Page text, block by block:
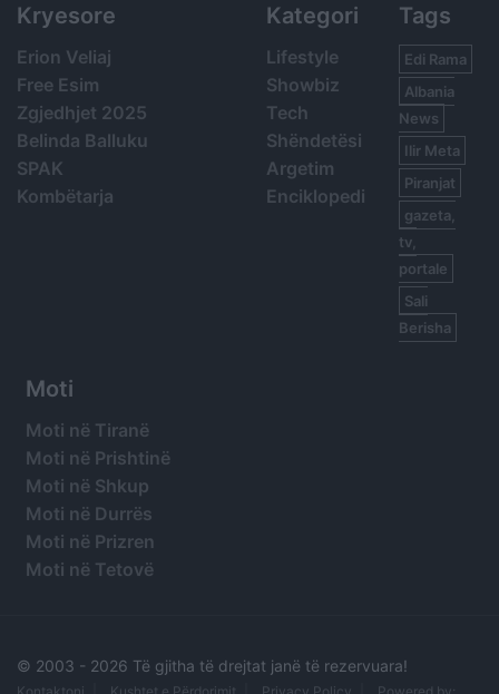
Kryesore
Erion Veliaj
Free Esim
Zgjedhjet 2025
Belinda Balluku
SPAK
Kombëtarja
Kategori
Lifestyle
Showbiz
Tech
Shëndetësi
Argetim
Enciklopedi
Tags
Edi Rama
Albania
News
Ilir Meta
Piranjat
gazeta,
tv,
portale
Sali
Berisha
Moti
Moti në Tiranë
Moti në Prishtinë
Moti në Shkup
Moti në Durrës
Moti në Prizren
Moti në Tetovë
© 2003 - 2026 Të gjitha të drejtat janë të rezervuara!